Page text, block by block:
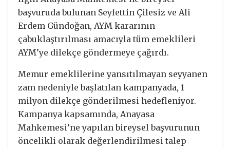
başvuruda bulunan Seyfettin Çilesiz ve Ali
Erdem Gündoğan, AYM kararının
çabuklaştırılması amacıyla tüm emeklileri
AYM’ye dilekçe göndermeye çağırdı.
Memur emeklilerine yansıtılmayan seyyanen
zam nedeniyle başlatılan kampanyada, 1
milyon dilekçe gönderilmesi hedefleniyor.
Kampanya kapsamında, Anayasa
Mahkemesi’ne yapılan bireysel başvurunun
öncelikli olarak değerlendirilmesi talep